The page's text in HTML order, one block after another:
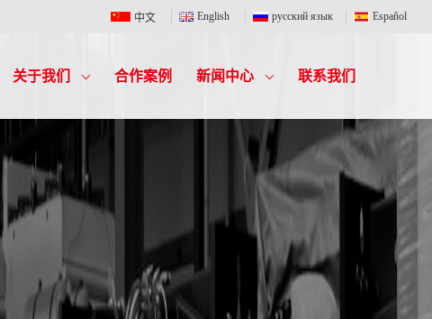
中文 English русский язык Español
关于我们 合作案例 新闻中心 联系我们